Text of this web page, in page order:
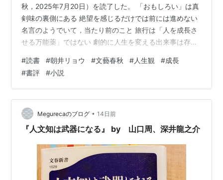
秋，2025年7月20日）を読了した。 「おもしろい」は真
剣味の裏側にある 絶望を感じるだけでは前には進めない
名言のようでいて，当たり前のこと 旅行は「人を成長さ
せる万能薬」ではない 劇的に人生を変える出来事は存在
裏側にある 私の思う "おもしろい" というのは，真剣味と
背中合わせの滑稽さなのである。"おもしろいことをしよ
う" から生まれるものではない。ただ悲しいのは，年齢や
経験を重ねると，素直さや真剣さを上回る危機察知能力
が身についてしまうというところだ。人生経験からリス
クヘッジ能力ばか…
#読書 #朝井リョウ #文藝春秋 #人生観 #成長
#書評 #小説
Megurecaのブログ • 14日前
『人文知は武器になる』 by 山口周、深井龍之介